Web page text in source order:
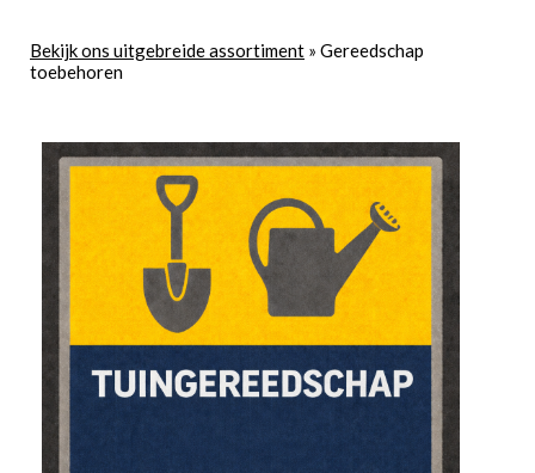
Bekijk ons uitgebreide assortiment » Gereedschap
toebehoren